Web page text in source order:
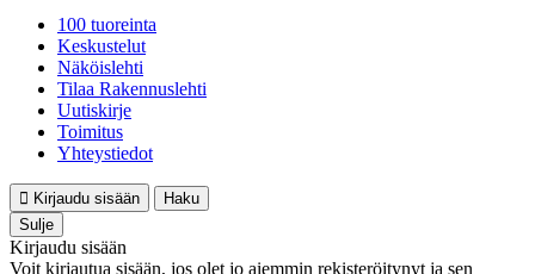
100 tuoreinta
Keskustelut
Näköislehti
Tilaa Rakennuslehti
Uutiskirje
Toimitus
Yhteystiedot
Kirjaudu sisään
Haku
Sulje
Kirjaudu sisään
Voit kirjautua sisään, jos olet jo aiemmin rekisteröitynyt ja sen